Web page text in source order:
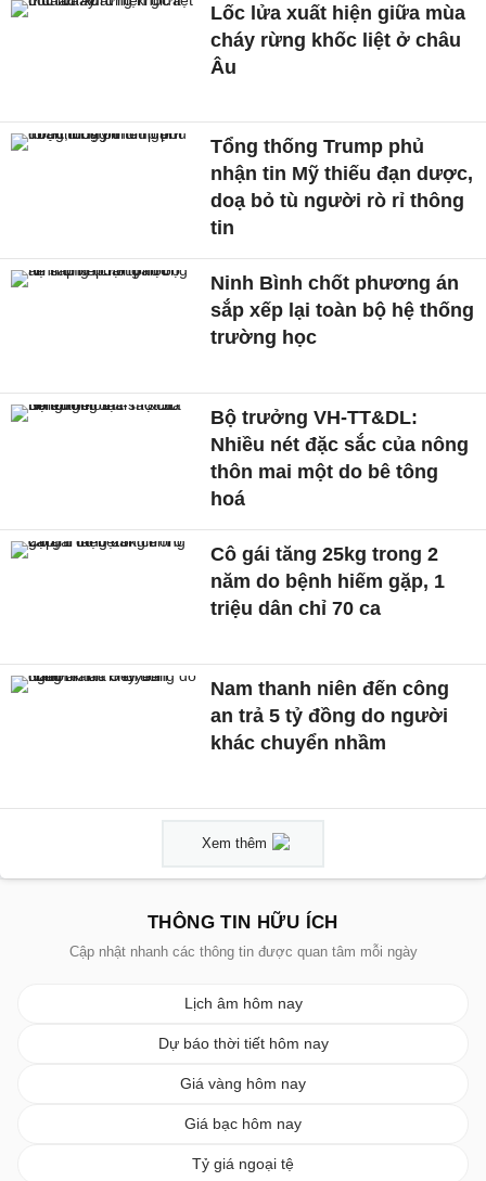
Lốc lửa xuất hiện giữa mùa
cháy rừng khốc liệt ở châu
Âu
Tổng thống Trump phủ
nhận tin Mỹ thiếu đạn dược,
doạ bỏ tù người rò rỉ thông
tin
Ninh Bình chốt phương án
sắp xếp lại toàn bộ hệ thống
trường học
Bộ trưởng VH-TT&DL:
Nhiều nét đặc sắc của nông
thôn mai một do bê tông
hoá
Cô gái tăng 25kg trong 2
năm do bệnh hiếm gặp, 1
triệu dân chỉ 70 ca
Nam thanh niên đến công
an trả 5 tỷ đồng do người
khác chuyển nhầm
Xem thêm
THÔNG TIN HỮU ÍCH
Cập nhật nhanh các thông tin được quan tâm mỗi ngày
Lịch âm hôm nay
Dự báo thời tiết hôm nay
Giá vàng hôm nay
Giá bạc hôm nay
Tỷ giá ngoại tệ